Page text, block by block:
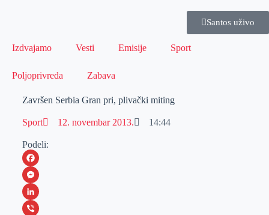
Santos uživo
Izdvajamo Vesti Emisije Sport
Poljoprivreda Zabava
Završen Serbia Gran pri, plivački miting
Sport 12. novembar 2013. 14:44
Podeli:
F
a
c
M
eL